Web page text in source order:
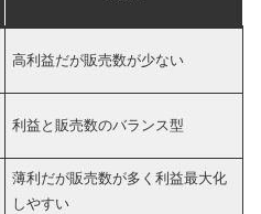
高利益だが販売数が少ない
利益と販売数のバランス型
薄利だが販売数が多く利益最大化
しやすい